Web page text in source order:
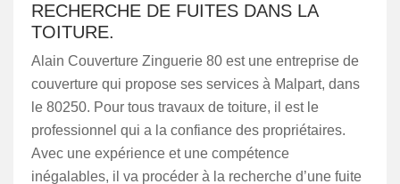
RECHERCHE DE FUITES DANS LA
TOITURE.
Alain Couverture Zinguerie 80 est une entreprise de
couverture qui propose ses services à Malpart, dans
le 80250. Pour tous travaux de toiture, il est le
professionnel qui a la confiance des propriétaires.
Avec une expérience et une compétence
inégalables, il va procéder à la recherche d’une fuite